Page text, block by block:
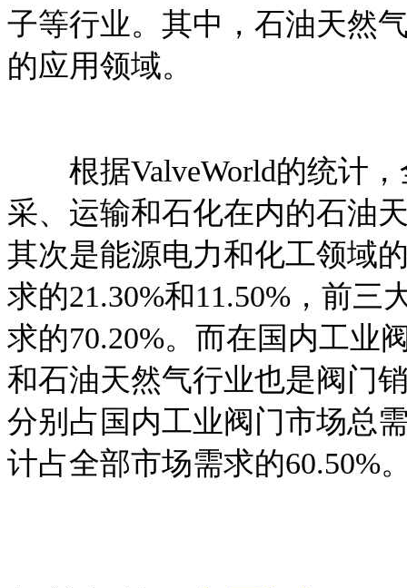
子等行业。其中，石油天然
的应用领域。
根据ValveWorld的统计，
采、运输和石化在内的石油
其次是能源电力和化工领域
求的21.30%和11.50%，前
求的70.20%。而在国内工业
和石油天然气行业也是阀门
分别占国内工业阀门市场总
计占全部市场需求的60.50%